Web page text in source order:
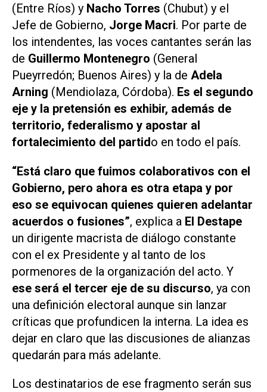
(Entre Ríos) y Nacho Torres (Chubut) y el
Jefe de Gobierno, Jorge Macri. Por parte de
los intendentes, las voces cantantes serán las
de Guillermo Montenegro (General
Pueyrredón; Buenos Aires) y la de Adela
Arning (Mendiolaza, Córdoba). Es el segundo
eje y la pretensión es exhibir, además de
territorio, federalismo y apostar al
fortalecimiento del partido en todo el país.
“Está claro que fuimos colaborativos con el
Gobierno, pero ahora es otra etapa y por
eso se equivocan quienes quieren adelantar
acuerdos o fusiones”, explica a El Destape
un dirigente macrista de diálogo constante
con el ex Presidente y al tanto de los
pormenores de la organización del acto. Y
ese será el tercer eje de su discurso, ya con
una definición electoral aunque sin lanzar
críticas que profundicen la interna. La idea es
dejar en claro que las discusiones de alianzas
quedarán para más adelante.
Los destinatarios de ese fragmento serán sus